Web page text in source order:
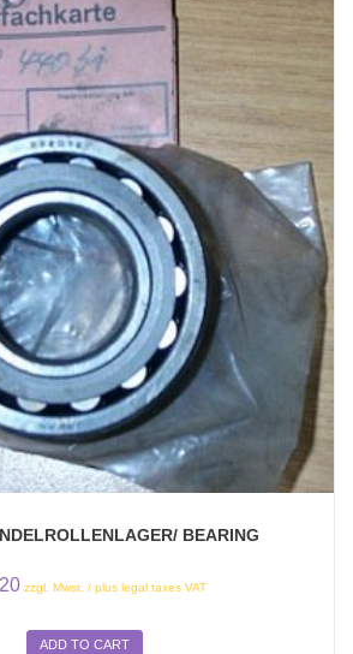
BEARING
zzgl. Mwst. / plus legal taxes VAT
ADD TO CART